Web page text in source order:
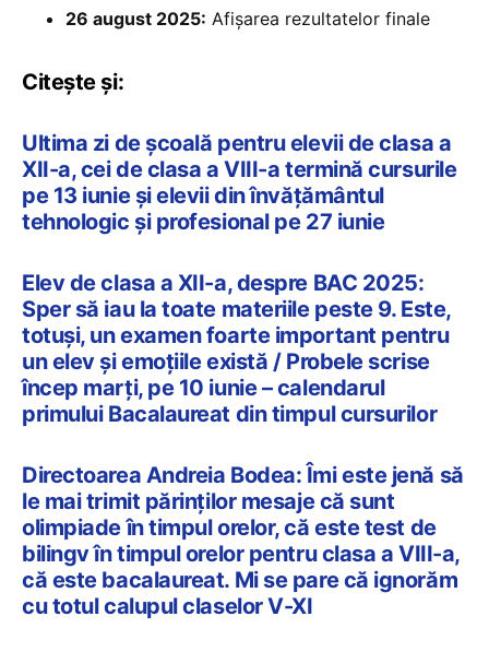
26 august 2025: Afișarea rezultatelor finale
Citește și:
Ultima zi de școală pentru elevii de clasa a
XII-a, cei de clasa a VIII-a termină cursurile
pe 13 iunie și elevii din învățământul
tehnologic și profesional pe 27 iunie
Elev de clasa a XII-a, despre BAC 2025:
Sper să iau la toate materiile peste 9. Este,
totuși, un examen foarte important pentru
un elev și emoțiile există / Probele scrise
încep marți, pe 10 iunie – calendarul
primului Bacalaureat din timpul cursurilor
Directoarea Andreia Bodea: Îmi este jenă să
le mai trimit părinţilor mesaje că sunt
olimpiade în timpul orelor, că este test de
bilingv în timpul orelor pentru clasa a VIII-a,
că este bacalaureat. Mi se pare că ignorăm
cu totul calupul claselor V-XI